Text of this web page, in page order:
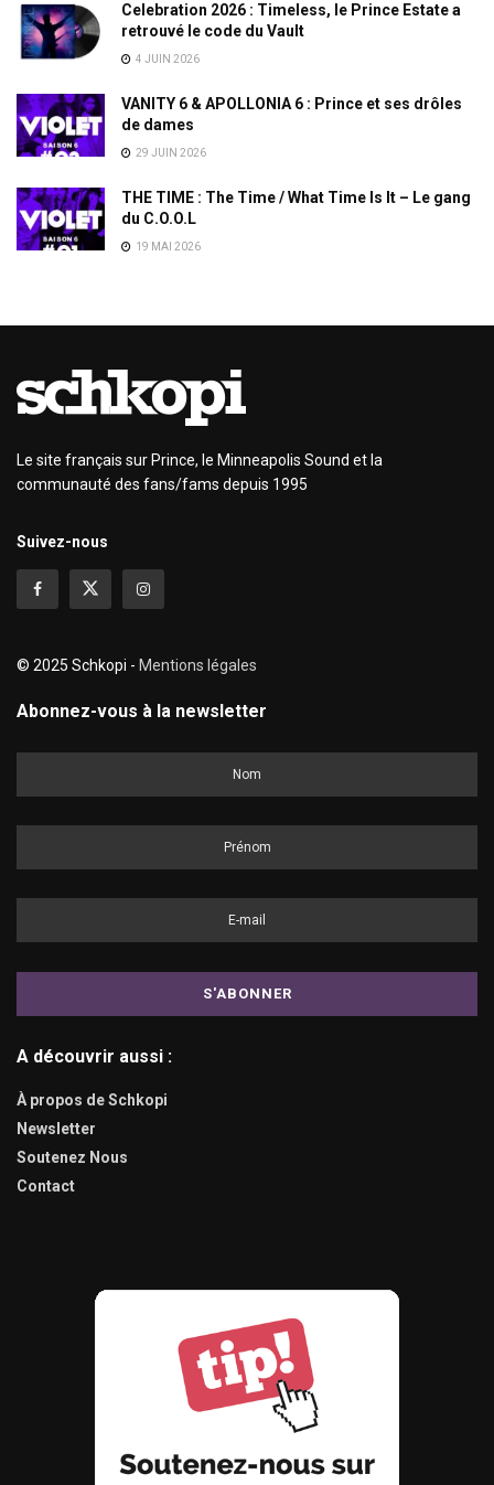
Celebration 2026 : Timeless, le Prince Estate a
retrouvé le code du Vault
4 JUIN 2026
VANITY 6 & APOLLONIA 6 : Prince et ses drôles
de dames
29 JUIN 2026
THE TIME : The Time / What Time Is It – Le gang
du C.O.O.L
19 MAI 2026
Le site français sur Prince, le Minneapolis Sound et la
communauté des fans/fams depuis 1995
Suivez-nous
© 2025 Schkopi - Mentions légales
Abonnez-vous à la newsletter
A découvrir aussi :
À propos de Schkopi
Newsletter
Soutenez Nous
Contact